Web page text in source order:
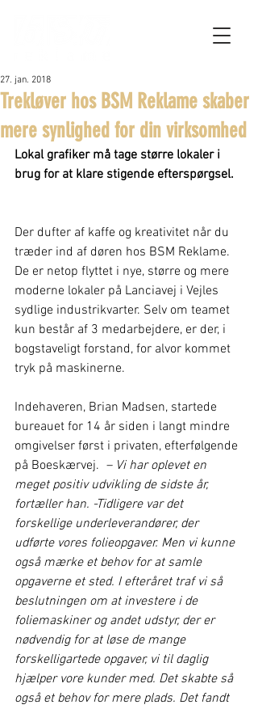
Trekløver hos BSM Reklame skaber
mere synlighed for din virksomhed
27. jan. 2018
Lokal grafiker må tage større lokaler i
brug for at klare stigende efterspørgsel.
Der dufter af kaffe og kreativitet når du
træder ind af døren hos BSM Reklame.
De er netop flyttet i nye, større og mere
moderne lokaler på Lanciavej i Vejles
sydlige industrikvarter. Selv om teamet
kun består af 3 medarbejdere, er der, i
bogstaveligt forstand, for alvor kommet
tryk på maskinerne.
Indehaveren, Brian Madsen, startede
bureauet for 14 år siden i langt mindre
omgivelser først i privaten, efterfølgende
på Boeskærvej. – Vi har oplevet en
meget positiv udvikling de sidste år,
fortæller han. -Tidligere var det
forskellige underleverandører, der
udførte vores folieopgaver. Men vi kunne
også mærke et behov for at samle
opgaverne et sted. I efteråret traf vi så
beslutningen om at investere i de
foliemaskiner og andet udstyr, der er
nødvendig for at løse de mange
forskelligartede opgaver, vi til daglig
hjælper vore kunder med. Det skabte så
også et behov for mere plads. Det fandt